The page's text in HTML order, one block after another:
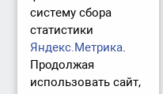
систему сбора
статистики
Яндекс.Метрика.
Продолжая
использовать сайт,